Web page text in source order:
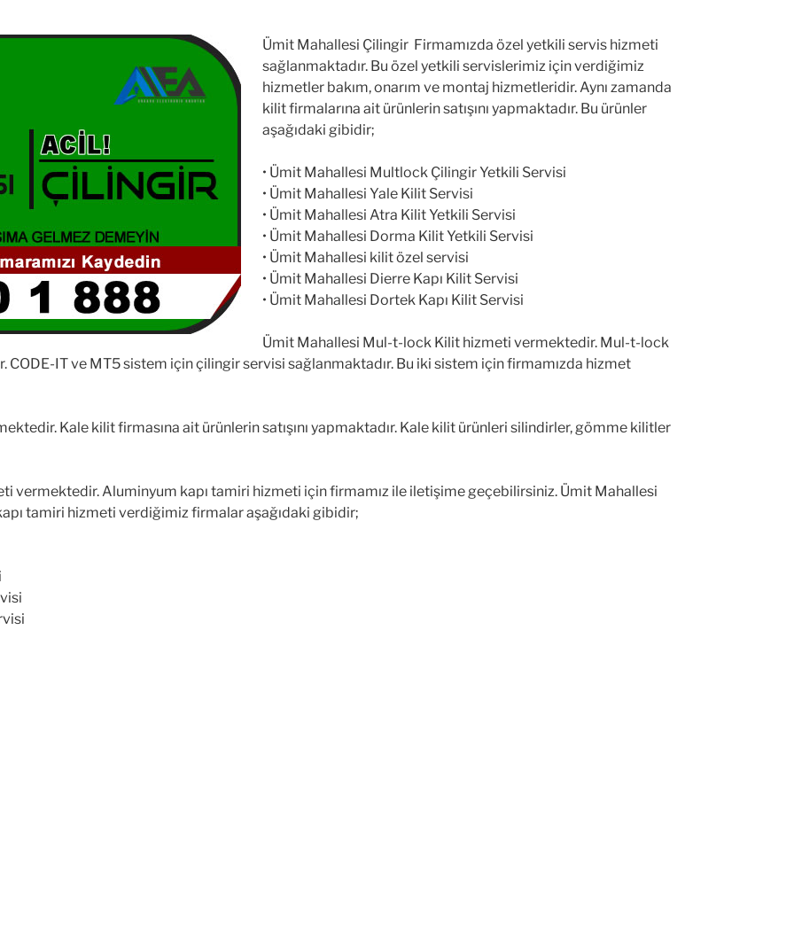
Ümit Mahallesi Çilingir Firmamızda özel yetkili servis hizmeti
sağlanmaktadır. Bu özel yetkili servislerimiz için verdiğimiz
hizmetler bakım, onarım ve montaj hizmetleridir. Aynı zamanda
kilit firmalarına ait ürünlerin satışını yapmaktadır. Bu ürünler
aşağıdaki gibidir;
• Ümit Mahallesi Multlock Çilingir Yetkili Servisi
• Ümit Mahallesi Yale Kilit Servisi
• Ümit Mahallesi Atra Kilit Yetkili Servisi
• Ümit Mahallesi Dorma Kilit Yetkili Servisi
• Ümit Mahallesi kilit özel servisi
• Ümit Mahallesi Dierre Kapı Kilit Servisi
• Ümit Mahallesi Dortek Kapı Kilit Servisi
Ümit Mahallesi Mul-t-lock Kilit hizmeti vermektedir. Mul-t-lock
CODE-IT ve MT5 sistem için çilingir servisi sağlanmaktadır. Bu iki sistem için firmamızda hizmet
Kale kilit firmasına ait ürünlerin satışını yapmaktadır. Kale kilit ürünleri silindirler, gömme kilitler
vermektedir. Aluminyum kapı tamiri hizmeti için firmamız ile iletişime geçebilirsiniz. Ümit Mahallesi
tamiri hizmeti verdiğimiz firmalar aşağıdaki gibidir;